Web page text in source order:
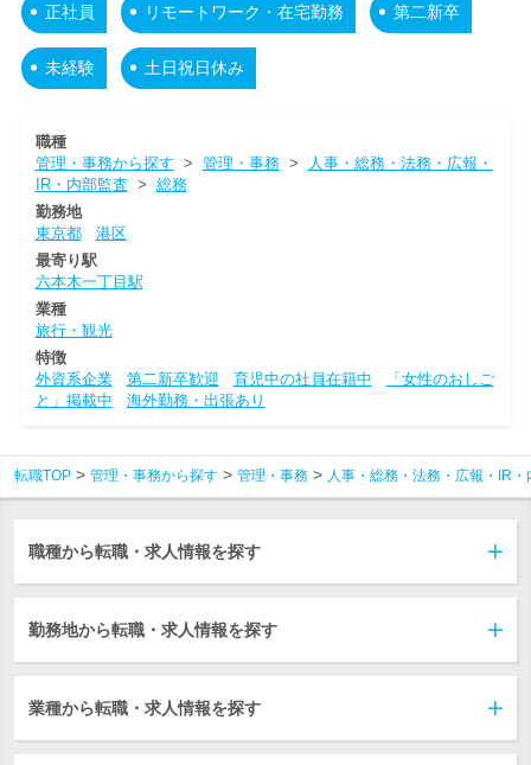
正社員 リモートワーク・在宅勤務 第二新卒
未経験 土日祝日休み
職種
管理・事務から探す > 管理・事務>
人事・総務・法務・広報・
IR・内部監査 > 総務
勤務地
東京都
港区
最寄り駅
六本木一丁目駅
業種
旅行・観光
特徴
外資系企業
第二新卒歓迎 育児中の社員在籍中
「女性のおしご
と」掲載中
海外勤務・出張あり
転職TOP 管理・事務から探す 管理・事務 人事・総務・法務・広報・IR・
職種から転職・求人情報を探す
勤務地から転職・求人情報を探す
業種から転職・求人情報を探す